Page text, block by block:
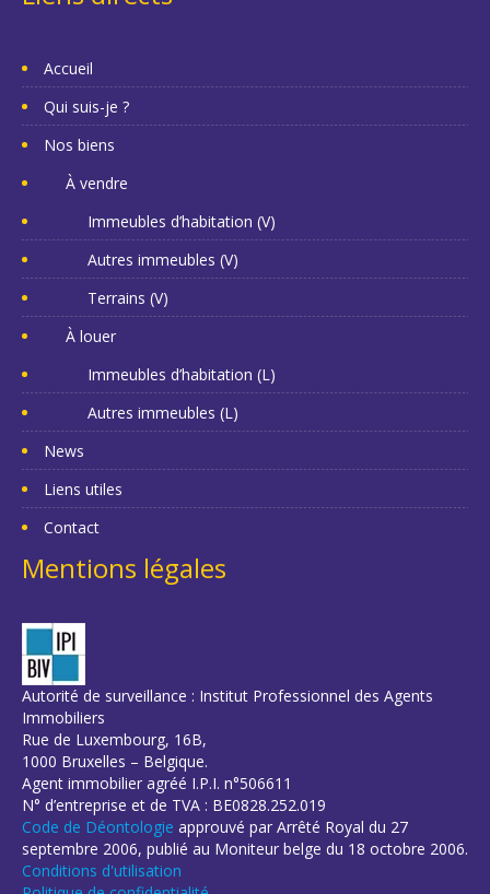
Accueil
Qui suis-je ?
Nos biens
À vendre
Immeubles d’habitation (V)
Autres immeubles (V)
Terrains (V)
À louer
Immeubles d’habitation (L)
Autres immeubles (L)
News
Liens utiles
Contact
Mentions légales
Autorité de surveillance : Institut Professionnel des Agents
Immobiliers
Rue de Luxembourg, 16B,
1000 Bruxelles – Belgique.
Agent immobilier agréé I.P.I. n°506611
N° d’entreprise et de TVA : BE0828.252.019
Code de Déontologie approuvé par Arrêté Royal du 27
septembre 2006, publié au Moniteur belge du 18 octobre 2006.
Conditions d'utilisation